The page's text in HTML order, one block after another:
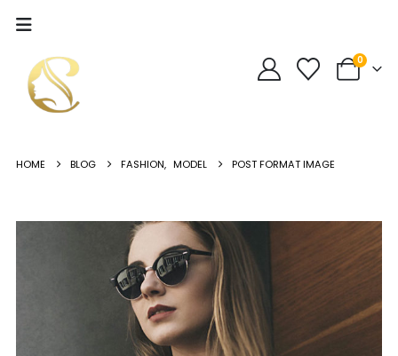
0
HOME BLOG FASHION, MODEL POST FORMAT IMAGE